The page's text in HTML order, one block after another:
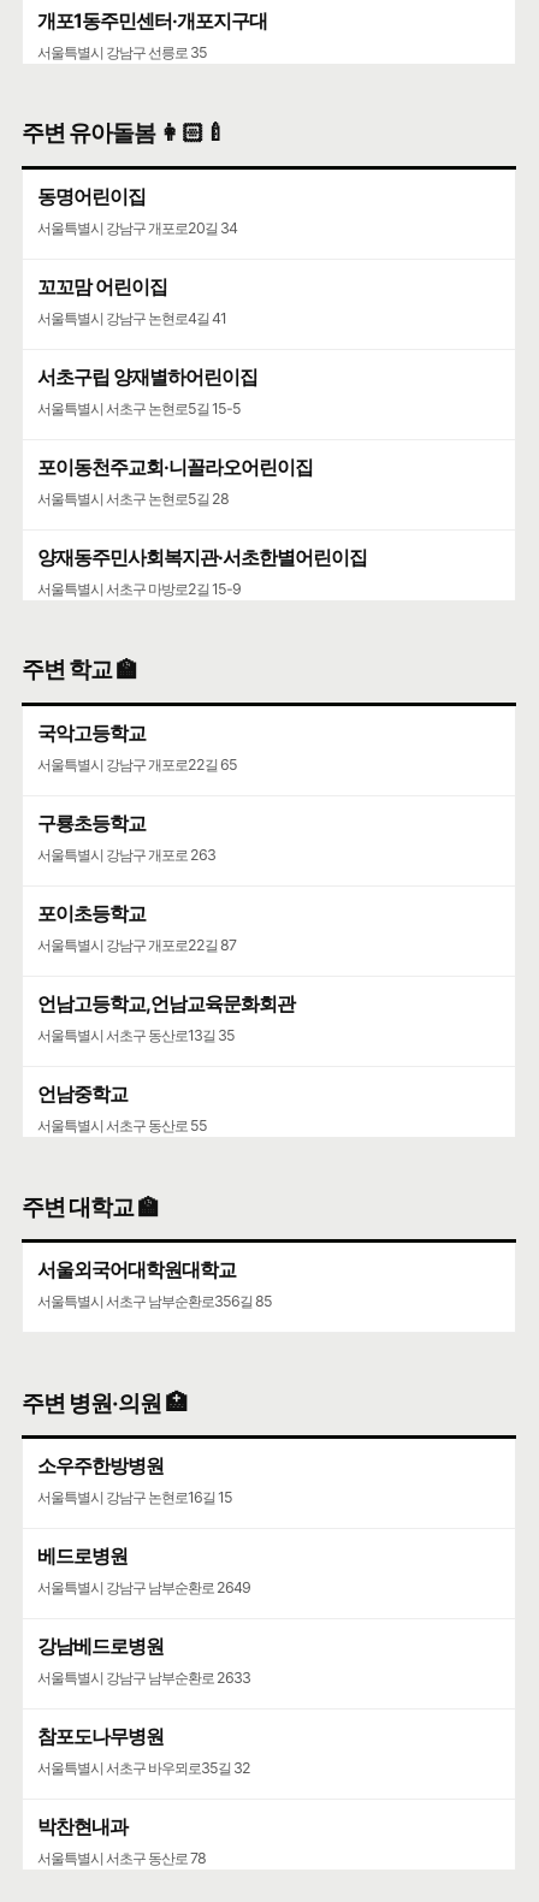
개포1동주민센터·개포지구대
서울특별시 강남구 선릉로 35
주변 유아돌봄 👩🏻‍🍼
동명어린이집
서울특별시 강남구 개포로20길 34
꼬꼬맘 어린이집
서울특별시 강남구 논현로4길 41
서초구립 양재별하어린이집
서울특별시 서초구 논현로5길 15-5
포이동천주교회·니꼴라오어린이집
서울특별시 서초구 논현로5길 28
양재동주민사회복지관·서초한별어린이집
서울특별시 서초구 마방로2길 15-9
서울특별시 서초구 언남16길 37
주변 학교 🏫
국악고등학교
서울특별시 강남구 개포로22길 65
구룡초등학교
서울특별시 강남구 개포로 263
포이초등학교
서울특별시 강남구 개포로22길 87
언남고등학교,언남교육문화회관
서울특별시 서초구 동산로13길 35
언남중학교
서울특별시 서초구 동산로 55
주변 대학교 🏫
서울외국어대학원대학교
서울특별시 서초구 남부순환로356길 85
주변 병원·의원 🏥
소우주한방병원
서울특별시 강남구 논현로16길 15
베드로병원
서울특별시 강남구 남부순환로 2649
강남베드로병원
서울특별시 강남구 남부순환로 2633
참포도나무병원
서울특별시 서초구 바우뫼로35길 32
박찬현내과
서울특별시 서초구 동산로 78